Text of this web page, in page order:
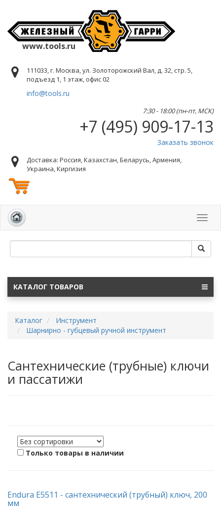
www.tools.ru
111033, г. Москва, ул. Золоторожский Вал, д. 32, стр. 5,
подъезд 1, 1 этаж, офис 02
info@tools.ru
7:30 - 18:00 (пн-пт, МСК)
+7 (495) 909-17-13
Заказать звонок
Доставка: Россия, Казахстан, Беларусь, Армения,
Украина, Киргизия
КАТАЛОГ ТОВАРОВ
Каталог
Инструмент
Шарнирно - губцевый ручной инструмент
Сантехнические (трубные) ключи
и пассатижи
Только товары в наличии
Endura E5511 - сантехнический (трубный) ключ, 200
мм